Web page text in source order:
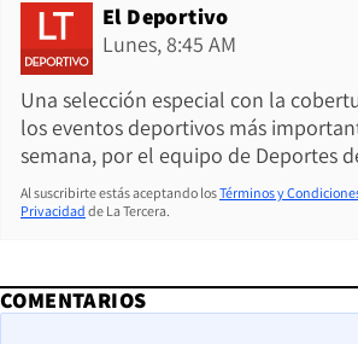
El Deportivo
Lunes, 8:45 AM
Una selección especial con la
los eventos deportivos más
semana, por el equipo de Deportes
Al suscribirte estás aceptando losTérminos y
Privacidad de La Tercera.
COMENTARIOS